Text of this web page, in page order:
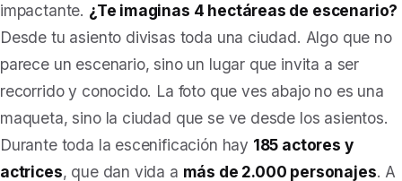
impactante. ¿Te imaginas 4 hectáreas de escenario?
Desde tu asiento divisas toda una ciudad. Algo que no
parece un escenario, sino un lugar que invita a ser
recorrido y conocido. La foto que ves abajo no es una
maqueta, sino la ciudad que se ve desde los asientos.
Durante toda la escenificación hay 185 actores y
actrices, que dan vida a más de 2.000 personajes. A